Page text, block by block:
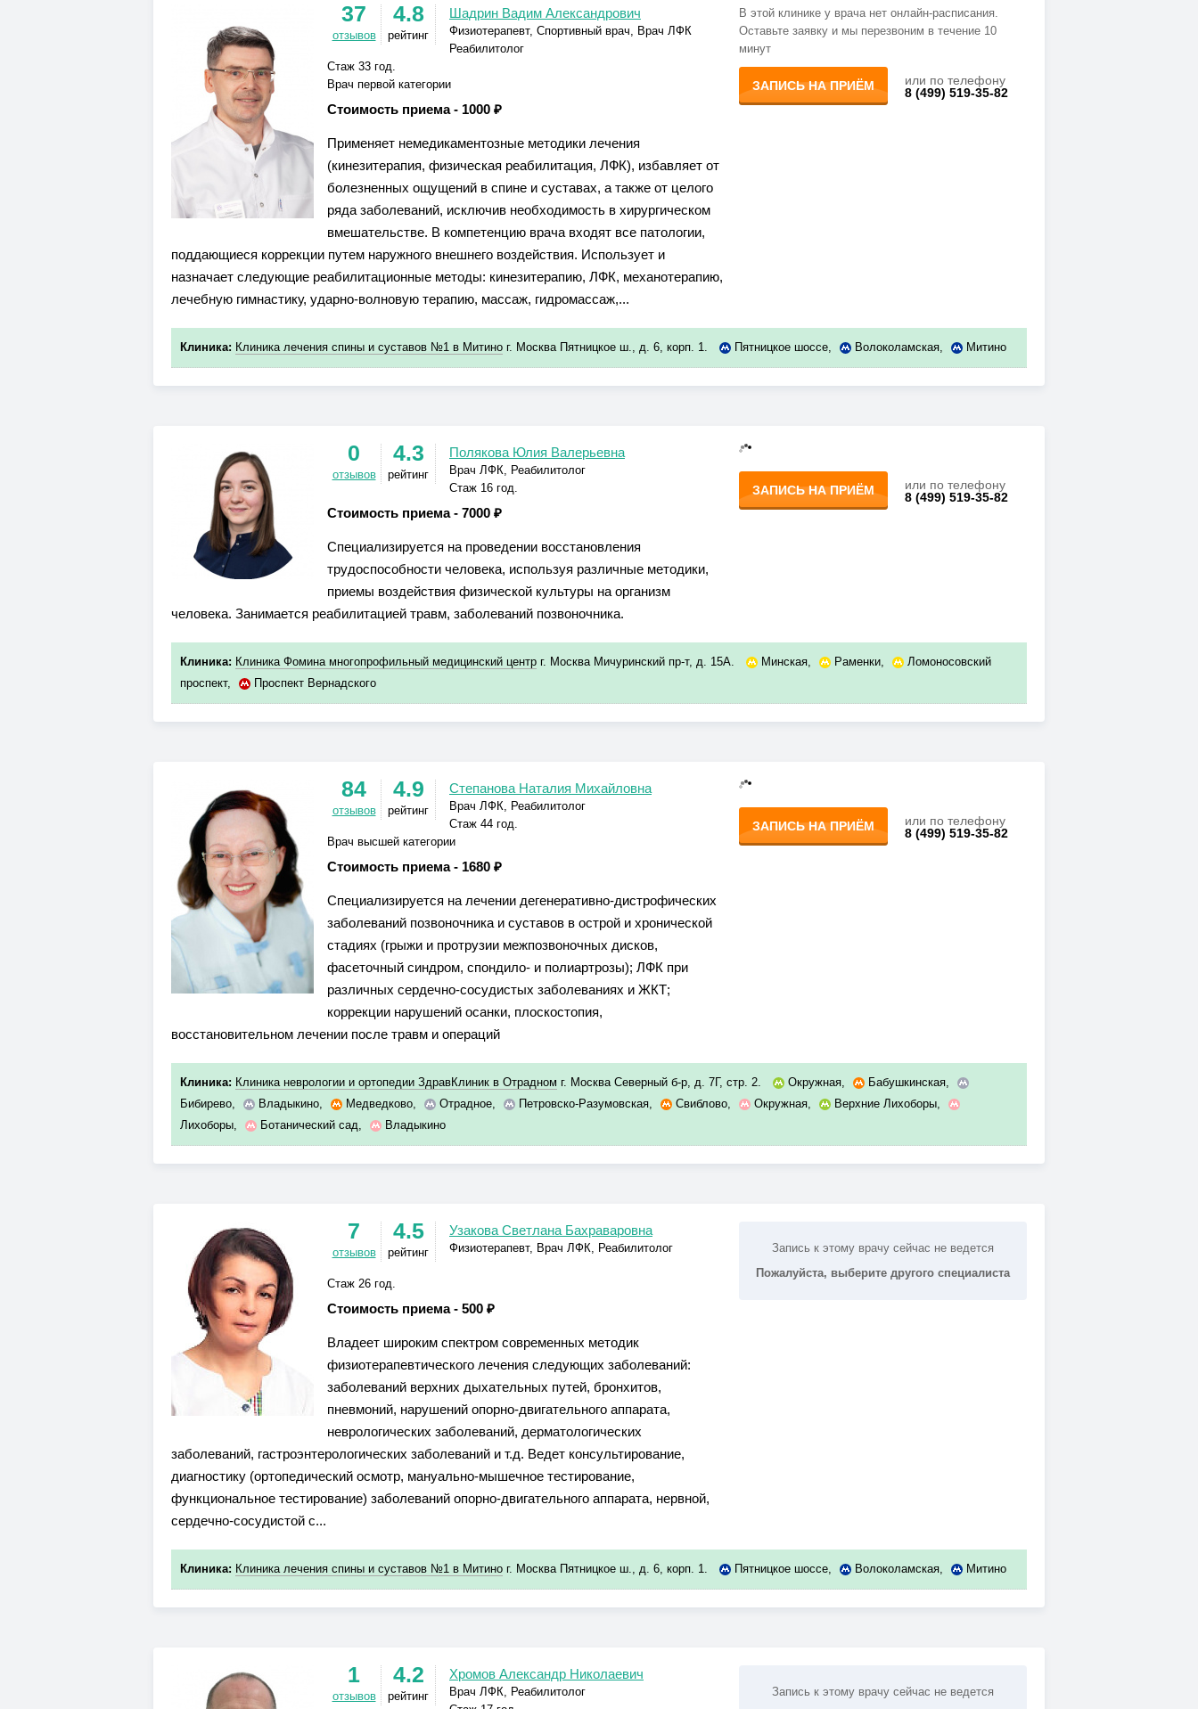
В этой клинике у врача нет онлайн-расписания.
Оставьте заявку и мы перезвоним в течение 10
минут
ЗАПИСЬ НА ПРИЁМ
или по телефону
8 (499) 519-35-82
37
отзывов
4.8
рейтинг
Шадрин Вадим Александрович
Физиотерапевт, Спортивный врач, Врач ЛФК
Реабилитолог
Стаж 33 год.
Врач первой категории
Стоимость приема - 1000 ₽
Применяет немедикаментозные методики лечения
(кинезитерапия, физическая реабилитация, ЛФК), избавляет от
болезненных ощущений в спине и суставах, а также от целого
ряда заболеваний, исключив необходимость в хирургическом
вмешательстве. В компетенцию врача входят все патологии,
поддающиеся коррекции путем наружного внешнего воздействия. Использует и
назначает следующие реабилитационные методы: кинезитерапию, ЛФК, механотерапию,
лечебную гимнастику, ударно-волновую терапию, массаж, гидромассаж,...
Клиника: Клиника лечения спины и суставов №1 в Митино г. Москва Пятницкое ш., д. 6, корп. 1. Пятницкое шоссе, Волоколамская, Митино
ЗАПИСЬ НА ПРИЁМ
или по телефону
8 (499) 519-35-82
0
отзывов
4.3
рейтинг
Полякова Юлия Валерьевна
Врач ЛФК, Реабилитолог
Стаж 16 год.
Стоимость приема - 7000 ₽
Специализируется на проведении восстановления
трудоспособности человека, используя различные методики,
приемы воздействия физической культуры на организм
человека. Занимается реабилитацией травм, заболеваний позвоночника.
Клиника: Клиника Фомина многопрофильный медицинский центр г. Москва Мичуринский пр-т, д. 15А. Минская, Раменки,
Ломоносовский
проспект, Проспект Вернадского
ЗАПИСЬ НА ПРИЁМ
или по телефону
8 (499) 519-35-82
84
отзывов
4.9
рейтинг
Степанова Наталия Михайловна
Врач ЛФК, Реабилитолог
Стаж 44 год.
Врач высшей категории
Стоимость приема - 1680 ₽
Специализируется на лечении дегенеративно-дистрофических
заболеваний позвоночника и суставов в острой и хронической
стадиях (грыжи и протрузии межпозвоночных дисков,
фасеточный синдром, спондило- и полиартрозы); ЛФК при
различных сердечно-сосудистых заболеваниях и ЖКТ;
коррекции нарушений осанки, плоскостопия,
восстановительном лечении после травм и операций
Клиника: Клиника неврологии и ортопедии ЗдравКлиник в Отрадном г. Москва Северный б-р, д. 7Г, стр. 2. Окружная, Бабушкинская,
Бибирево, Владыкино, Медведково, Отрадное, Петровско-Разумовская, Свиблово, Окружная, Верхние Лихоборы,
Лихоборы, Ботанический сад, Владыкино
Запись к этому врачу сейчас не ведется
Пожалуйста, выберите другого специалиста
7
отзывов
4.5
рейтинг
Узакова Светлана Бахраваровна
Физиотерапевт, Врач ЛФК, Реабилитолог
Стаж 26 год.
Стоимость приема - 500 ₽
Владеет широким спектром современных методик
физиотерапевтического лечения следующих заболеваний:
заболеваний верхних дыхательных путей, бронхитов,
пневмоний, нарушений опорно-двигательного аппарата,
неврологических заболеваний, дерматологических
заболеваний, гастроэнтерологических заболеваний и т.д. Ведет консультирование,
диагностику (ортопедический осмотр, мануально-мышечное тестирование,
функциональное тестирование) заболеваний опорно-двигательного аппарата, нервной,
сердечно-сосудистой с...
Клиника: Клиника лечения спины и суставов №1 в Митино г. Москва Пятницкое ш., д. 6, корп. 1. Пятницкое шоссе, Волоколамская, Митино
Запись к этому врачу сейчас не ведется
1
отзывов
4.2
рейтинг
Хромов Александр Николаевич
Врач ЛФК, Реабилитолог